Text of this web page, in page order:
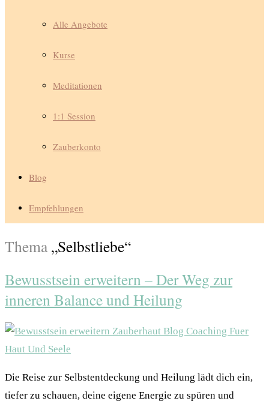
Alle Angebote
Kurse
Meditationen
1:1 Session
Zauberkonto
Blog
Empfehlungen
Thema „Selbstliebe“
Bewusstsein erweitern – Der Weg zur
inneren Balance und Heilung
Die Reise zur Selbstentdeckung und Heilung lädt dich ein,
tiefer zu schauen, deine eigene Energie zu spüren und